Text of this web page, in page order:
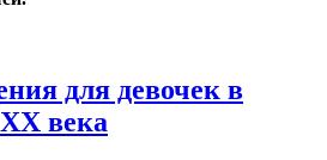
для девочек в
века